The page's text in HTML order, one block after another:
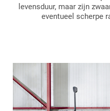
levensduur, maar zijn
eventueel scherpe